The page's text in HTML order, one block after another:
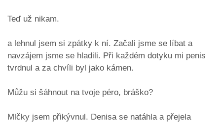
Teď už nikam.
a lehnul jsem si zpátky k ní. Začali jsme se líbat a
navzájem jsme se hladili. Při každém dotyku mi penis
tvrdnul a za chvíli byl jako kámen.
Můžu si šáhnout na tvoje péro, bráško?
Mlčky jsem přikývnul. Denisa se natáhla a přejela